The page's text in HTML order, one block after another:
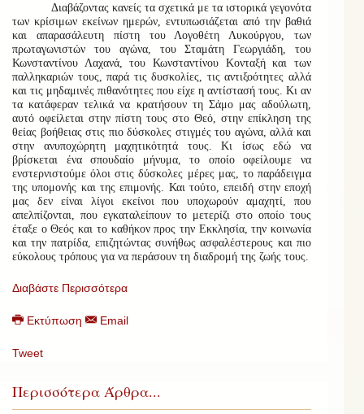
Διαβάζοντας κανείς τα σχετικά με τα ιστορικά γεγονότα
των κρίσιμων εκείνων ημερών, εντυπωσιάζεται από την βαθιά
και απαρασάλευτη πίστη του Λογοθέτη Λυκούργου, των
πρωταγωνιστών του αγώνα, του Σταμάτη Γεωργιάδη, του
Κωνσταντίνου Λαχανά, του Κωνσταντίνου Κονταξή και των
παλληκαριών τους, παρά τις δυσκολίες, τις αντιξοότητες αλλά
και τις μηδαμινές πιθανότητες που είχε η αντίστασή τους. Κι αν
τα κατάφεραν τελικά να κρατήσουν τη Σάμο μας αδούλωτη,
αυτό οφείλεται στην πίστη τους στο Θεό, στην επίκληση της
θείας βοήθειας στις πιο δύσκολες στιγμές του αγώνα, αλλά και
στην ανυποχώρητη μαχητικότητά τους. Κι ίσως εδώ να
βρίσκεται ένα σπουδαίο μήνυμα, το οποίο οφείλουμε να
ενστερνιστούμε όλοι στις δύσκολες μέρες μας, το παράδειγμα
της υπομονής και της επιμονής. Και τούτο, επειδή στην εποχή
μας δεν είναι λίγοι εκείνοι που υποχωρούν αμαχητί, που
απελπίζονται, που εγκαταλείπουν το μετερίζι στο οποίο τους
έταξε ο Θεός και το καθήκον προς την Εκκλησία, την κοινωνία
και την πατρίδα, επιζητώντας συνήθως ασφαλέστερους και πιο
εύκολους τρόπους για να περάσουν τη διαδρομή της ζωής τους.
Διαβάστε Περισσότερα
Εκτύπωση Email
Tweet
Περισσότερα Άρθρα...